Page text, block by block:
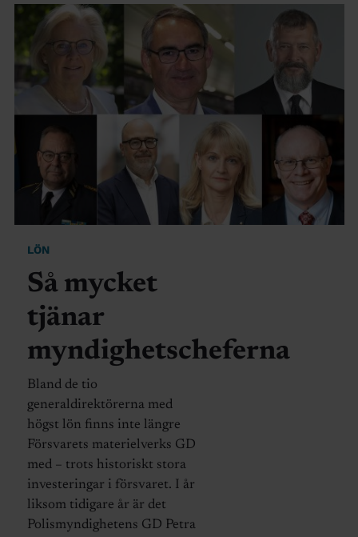
LÖN
Så mycket
tjänar
myndighetscheferna
Bland de tio
generaldirektörerna med
högst lön finns inte längre
Försvarets materielverks GD
med – trots historiskt stora
investeringar i försvaret. I år
liksom tidigare år är det
Polismyndighetens GD Petra